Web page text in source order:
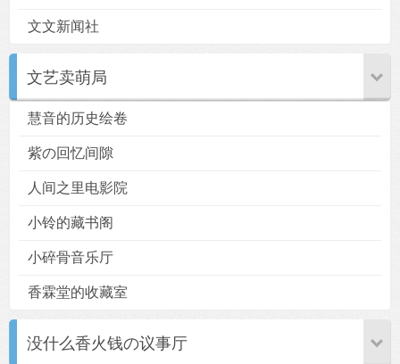
文文新闻社
文艺卖萌局
慧音的历史绘卷
紫の回忆间隙
人间之里电影院
小铃的藏书阁
小碎骨音乐厅
香霖堂的收藏室
没什么香火钱の议事厅